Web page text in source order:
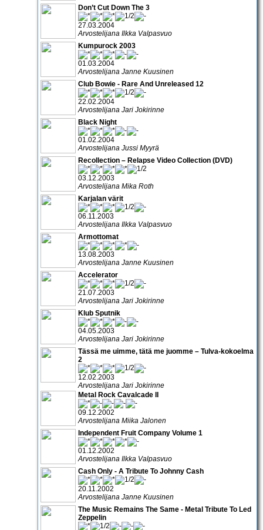
Don’t Cut Down The 3
27.03.2004
Arvostelijana Ilkka Valpasvuo
Kumpurock 2003
01.03.2004
Arvostelijana Janne Kuusinen
Club Bowie - Rare And Unreleased 12
22.02.2004
Arvostelijana Jari Jokirinne
Black Night
01.02.2004
Arvostelijana Jussi Myyrä
Recollection – Relapse Video Collection (DVD)
03.12.2003
Arvostelijana Mika Roth
Karjalan värit
06.11.2003
Arvostelijana Ilkka Valpasvuo
Armottomat
13.08.2003
Arvostelijana Janne Kuusinen
Accelerator
21.07.2003
Arvostelijana Jari Jokirinne
Klub Sputnik
04.05.2003
Arvostelijana Jari Jokirinne
Tässä me uimme, tätä me juomme – Tulva-kokoelma
2
12.02.2003
Arvostelijana Jari Jokirinne
Metal Rock Cavalcade II
09.12.2002
Arvostelijana Miika Jalonen
Independent Fruit Company Volume 1
01.12.2002
Arvostelijana Ilkka Valpasvuo
Cash Only - A Tribute To Johnny Cash
20.11.2002
Arvostelijana Janne Kuusinen
The Music Remains The Same - Metal Tribute To Led
Zeppelin